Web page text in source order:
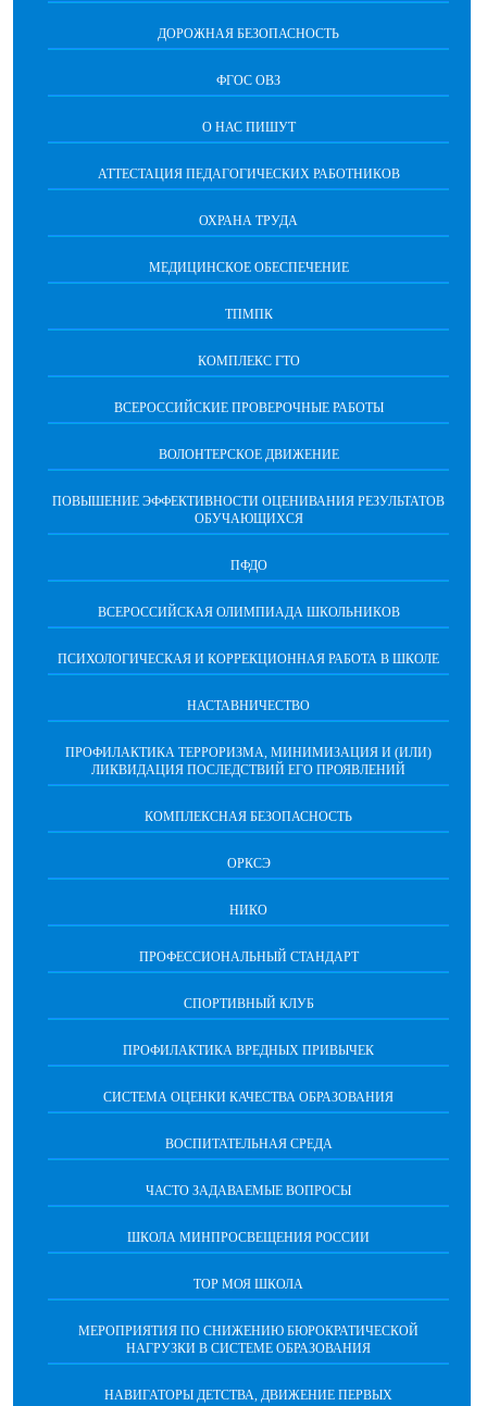
ДОРОЖНАЯ БЕЗОПАСНОСТЬ
ФГОС ОВЗ
О НАС ПИШУТ
АТТЕСТАЦИЯ ПЕДАГОГИЧЕСКИХ РАБОТНИКОВ
ОХРАНА ТРУДА
МЕДИЦИНСКОЕ ОБЕСПЕЧЕНИЕ
ТПМПК
КОМПЛЕКС ГТО
ВСЕРОССИЙСКИЕ ПРОВЕРОЧНЫЕ РАБОТЫ
ВОЛОНТЕРСКОЕ ДВИЖЕНИЕ
ПОВЫШЕНИЕ ЭФФЕКТИВНОСТИ ОЦЕНИВАНИЯ РЕЗУЛЬТАТОВ
ОБУЧАЮЩИХСЯ
ПФДО
ВСЕРОССИЙСКАЯ ОЛИМПИАДА ШКОЛЬНИКОВ
ПСИХОЛОГИЧЕСКАЯ И КОРРЕКЦИОННАЯ РАБОТА В ШКОЛЕ
НАСТАВНИЧЕСТВО
ПРОФИЛАКТИКА ТЕРРОРИЗМА, МИНИМИЗАЦИЯ И (ИЛИ)
ЛИКВИДАЦИЯ ПОСЛЕДСТВИЙ ЕГО ПРОЯВЛЕНИЙ
КОМПЛЕКСНАЯ БЕЗОПАСНОСТЬ
ОРКСЭ
НИКО
ПРОФЕССИОНАЛЬНЫЙ СТАНДАРТ
СПОРТИВНЫЙ КЛУБ
ПРОФИЛАКТИКА ВРЕДНЫХ ПРИВЫЧЕК
CИСТЕМА ОЦЕНКИ КАЧЕСТВА ОБРАЗОВАНИЯ
ВОСПИТАТЕЛЬНАЯ СРЕДА
ЧАСТО ЗАДАВАЕМЫЕ ВОПРОСЫ
ШКОЛА МИНПРОСВЕЩЕНИЯ РОССИИ
ТОР МОЯ ШКОЛА
МЕРОПРИЯТИЯ ПО СНИЖЕНИЮ БЮРОКРАТИЧЕСКОЙ
НАГРУЗКИ В СИСТЕМЕ ОБРАЗОВАНИЯ
НАВИГАТОРЫ ДЕТСТВА, ДВИЖЕНИЕ ПЕРВЫХ